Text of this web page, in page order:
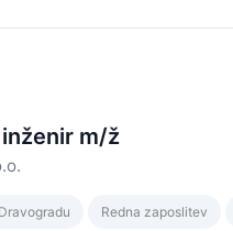
m/ž
Redna zaposlitev